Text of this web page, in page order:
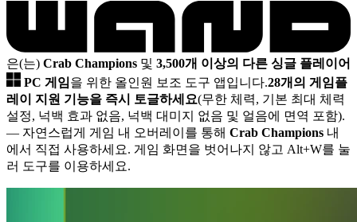
은(는) Crab Champions 및 3,500개 이상의 다른 싱글 플레이어
PC 게임을 위한 올인원 보조 도구 앱입니다.28개의 게임플
레이 지원 기능을 즉시 토글하세요(무한 체력, 기본 최대 체력
설정, 넉백 효과 없음, 넉백 대미지 없음 및 얼음에 면역 포함).
— 자연스럽게 게임 내 오버레이를 통해 Crab Champions 내
에서 직접 사용하세요. 게임 화면을 벗어나지 않고 Alt+W를 눌
러 도구를 이용하세요.